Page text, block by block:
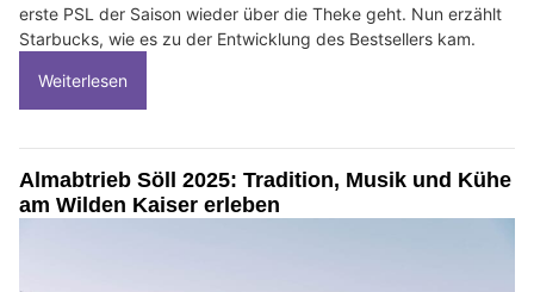
erste PSL der Saison wieder über die Theke geht. Nun erzählt
Starbucks, wie es zu der Entwicklung des Bestsellers kam.
Weiterlesen
Almabtrieb Söll 2025: Tradition, Musik und Kühe
am Wilden Kaiser erleben